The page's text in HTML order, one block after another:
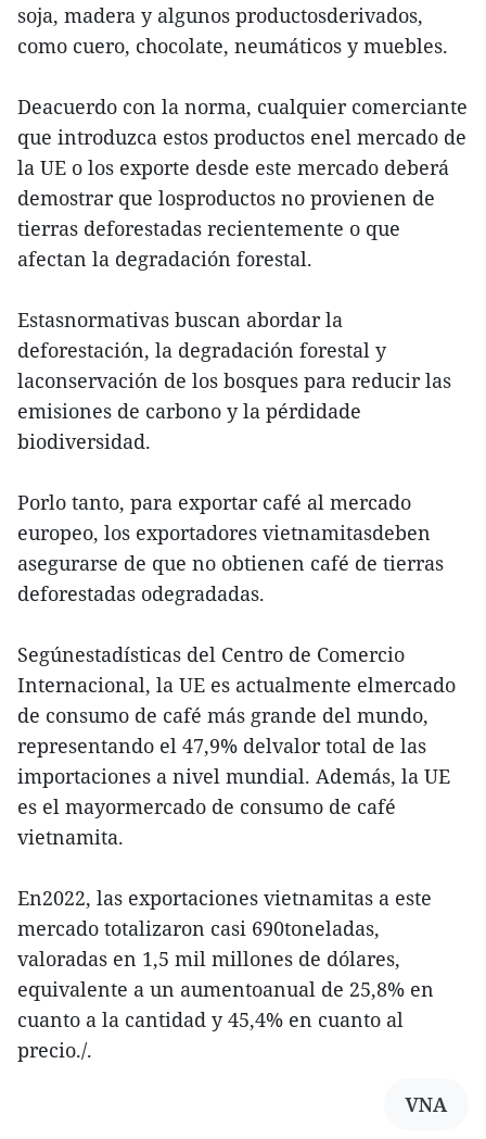
soja, madera y algunos productosderivados,
como cuero, chocolate, neumáticos y muebles.
Deacuerdo con la norma, cualquier comerciante
que introduzca estos productos enel mercado de
la UE o los exporte desde este mercado deberá
demostrar que losproductos no provienen de
tierras deforestadas recientemente o que
afectan la degradación forestal.
Estasnormativas buscan abordar la
deforestación, la degradación forestal y
laconservación de los bosques para reducir las
emisiones de carbono y la pérdidade
biodiversidad.
Porlo tanto, para exportar café al mercado
europeo, los exportadores vietnamitasdeben
asegurarse de que no obtienen café de tierras
deforestadas odegradadas.
Segúnestadísticas del Centro de Comercio
Internacional, la UE es actualmente elmercado
de consumo de café más grande del mundo,
representando el 47,9% delvalor total de las
importaciones a nivel mundial. Además, la UE
es el mayormercado de consumo de café
vietnamita.
En2022, las exportaciones vietnamitas a este
mercado totalizaron casi 690toneladas,
valoradas en 1,5 mil millones de dólares,
equivalente a un aumentoanual de 25,8% en
cuanto a la cantidad y 45,4% en cuanto al
precio./.
VNA